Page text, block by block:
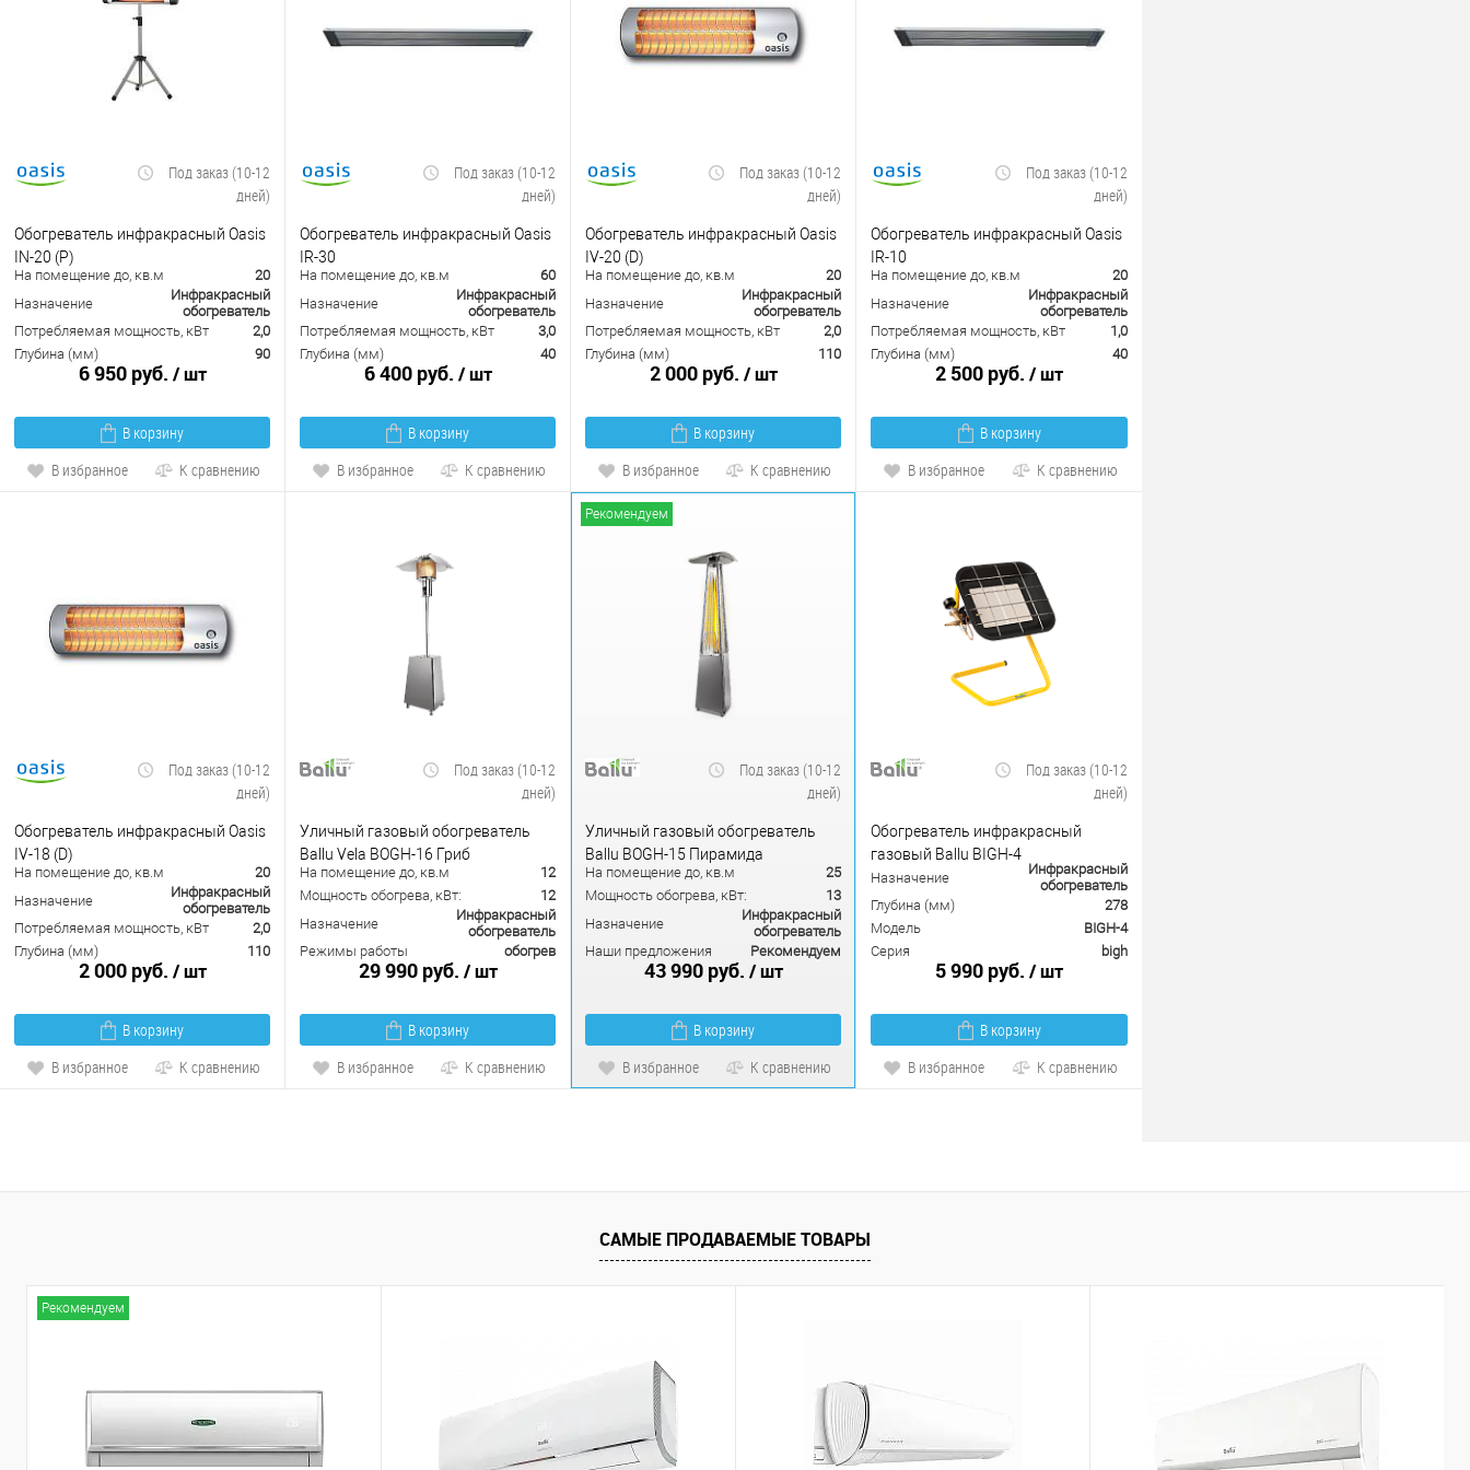
Под заказ (10-12
дней)
Обогреватель инфракрасный Oasis
IN-20 (P)
На помещение до, кв.м
20
Назначение
Инфракрасный
обогреватель
Потребляемая мощность, кВт
2,0
Глубина (мм)
90
6 950 руб. / шт
В корзину
В избранное
К сравнению
Под заказ (10-12
дней)
Обогреватель инфракрасный Oasis
IR-30
На помещение до, кв.м
60
Назначение
Инфракрасный
обогреватель
Потребляемая мощность, кВт
3,0
Глубина (мм)
40
6 400 руб. / шт
В корзину
В избранное
К сравнению
Под заказ (10-12
дней)
Обогреватель инфракрасный Oasis
IV-20 (D)
На помещение до, кв.м
20
Назначение
Инфракрасный
обогреватель
Потребляемая мощность, кВт
2,0
Глубина (мм)
110
2 000 руб. / шт
В корзину
В избранное
К сравнению
Под заказ (10-12
дней)
Обогреватель инфракрасный Oasis
IR-10
На помещение до, кв.м
20
Назначение
Инфракрасный
обогреватель
Потребляемая мощность, кВт
1,0
Глубина (мм)
40
2 500 руб. / шт
В корзину
В избранное
К сравнению
Под заказ (10-12
дней)
Обогреватель инфракрасный Oasis
IV-18 (D)
На помещение до, кв.м
20
Назначение
Инфракрасный
обогреватель
Потребляемая мощность, кВт
2,0
Глубина (мм)
110
2 000 руб. / шт
В корзину
В избранное
К сравнению
Под заказ (10-12
дней)
Уличный газовый обогреватель
Ballu Vela BOGH-16 Гриб
На помещение до, кв.м
12
Мощность обогрева, кВт:
12
Назначение
Инфракрасный
обогреватель
Режимы работы
обогрев
29 990 руб. / шт
В корзину
В избранное
К сравнению
Рекомендуем
Под заказ (10-12
дней)
Уличный газовый обогреватель
Ballu BOGH-15 Пирамида
На помещение до, кв.м
25
Мощность обогрева, кВт:
13
Назначение
Инфракрасный
обогреватель
Наши предложения
Рекомендуем
43 990 руб. / шт
В корзину
В избранное
К сравнению
Под заказ (10-12
дней)
Обогреватель инфракрасный
газовый Ballu BIGH-4
Назначение
Инфракрасный
обогреватель
Глубина (мм)
278
Модель
BIGH-4
Серия
bigh
5 990 руб. / шт
В корзину
В избранное
К сравнению
САМЫЕ ПРОДАВАЕМЫЕ ТОВАРЫ
Рекомендуем